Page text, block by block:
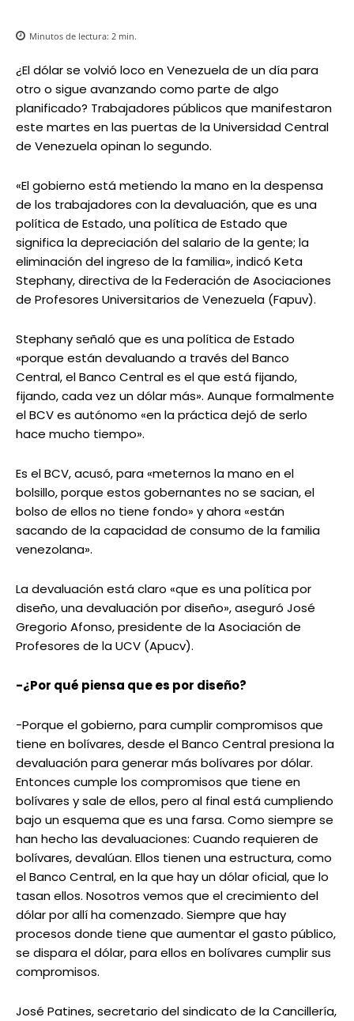
Minutos de lectura: 2 min.
¿El dólar se volvió loco en Venezuela de un día para
otro o sigue avanzando como parte de algo
planificado? Trabajadores públicos que manifestaron
este martes en las puertas de la Universidad Central
de Venezuela opinan lo segundo.
«El gobierno está metiendo la mano en la despensa
de los trabajadores con la devaluación, que es una
política de Estado, una política de Estado que
significa la depreciación del salario de la gente; la
eliminación del ingreso de la familia», indicó Keta
Stephany, directiva de la Federación de Asociaciones
de Profesores Universitarios de Venezuela (Fapuv).
Stephany señaló que es una política de Estado
«porque están devaluando a través del Banco
Central, el Banco Central es el que está fijando,
fijando, cada vez un dólar más». Aunque formalmente
el BCV es autónomo «en la práctica dejó de serlo
hace mucho tiempo».
Es el BCV, acusó, para «meternos la mano en el
bolsillo, porque estos gobernantes no se sacian, el
bolso de ellos no tiene fondo» y ahora «están
sacando de la capacidad de consumo de la familia
venezolana».
La devaluación está claro «que es una política por
diseño, una devaluación por diseño», aseguró José
Gregorio Afonso, presidente de la Asociación de
Profesores de la UCV (Apucv).
-¿Por qué piensa que es por diseño?
-Porque el gobierno, para cumplir compromisos que
tiene en bolívares, desde el Banco Central presiona la
devaluación para generar más bolívares por dólar.
Entonces cumple los compromisos que tiene en
bolívares y sale de ellos, pero al final está cumpliendo
bajo un esquema que es una farsa. Como siempre se
han hecho las devaluaciones: Cuando requieren de
bolívares, devalúan. Ellos tienen una estructura, como
el Banco Central, en la que hay un dólar oficial, que lo
tasan ellos. Nosotros vemos que el crecimiento del
dólar por allí ha comenzado. Siempre que hay
procesos donde tiene que aumentar el gasto público,
se dispara el dólar, para ellos en bolívares cumplir sus
compromisos.
José Patines, secretario del sindicato de la Cancillería,